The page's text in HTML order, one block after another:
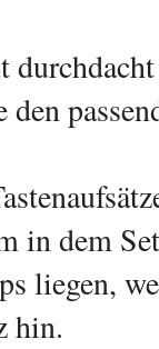
in dem
liegen,
hin.